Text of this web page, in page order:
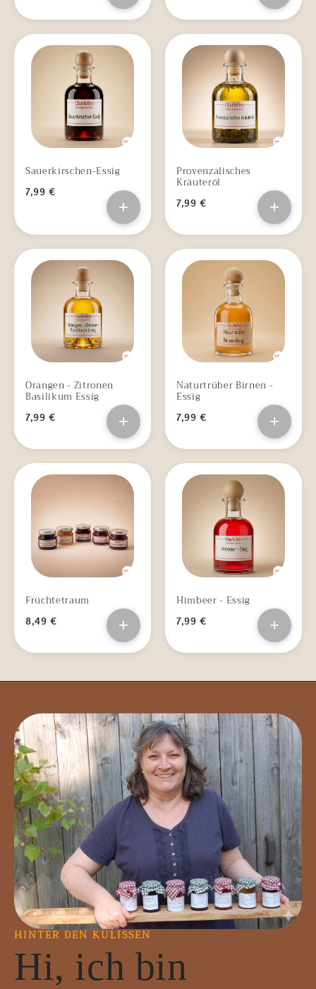
Sauerkirschen-Essig
7,99 €
+
Provenzalisches
Kräuteröl
7,99 € +
Orangen - Zitronen
Basilikum Essig
7,99 € +
Naturtrüber Birnen -
Essig
7,99 € +
Früchtetraum
8,49 € +
Himbeer - Essig
7,99 € +
HINTER DEN KULISSEN
Hi, ich bin